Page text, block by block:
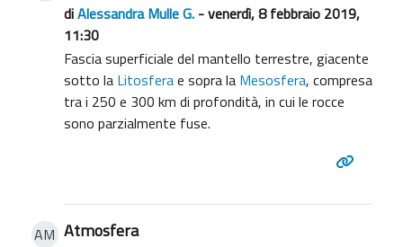
diAlessandra Mulle G.- venerdì, 8 febbraio 2019,
11:30
Fascia superficiale del mantello terrestre, giacente
sotto la Litosferae sopra la Mesosfera, compresa
tra i 250 e 300 km di profondità, in cui le rocce
sono parzialmente fuse.
AM Atmosfera